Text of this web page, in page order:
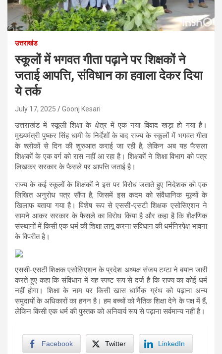
उत्तराखंड
स्कूलों में भगवत गीता पढ़ाने पर शिक्षकों ने
जताई आपत्ति, संविधान का हवाला देकर दिया
ये तर्क
July 17, 2025 Goonj Kesari
उत्तराखंड में स्कूली शिक्षा के क्षेत्र में एक नया विवाद खड़ा हो गया है।
मुख्यमंत्री पुष्कर सिंह धामी के निर्देशों के बाद राज्य के स्कूलों में भगवत गीता
के श्लोकों से दिन की शुरुआत कराई जा रही है, लेकिन अब यह फैसला
शिक्षकों के एक वर्ग को रास नहीं आ रहा है। शिक्षकों ने शिक्षा विभाग को पत्र
लिखकर सरकार के फैसले पर आपत्ति जताई है।
राज्य के कई स्कूलों के शिक्षकों ने इस पर विरोध जताते हुए निदेशक को एक
लिखित अनुरोध पत्र सौंपा है, जिसमें इस कदम को संवैधानिक मूल्यों के
खिलाफ बताया गया है। विशेष रूप से एससी-एसटी शिक्षक एसोसिएशन ने
सामने आकर सरकार के फैसले का विरोध किया है और कहा है कि शैक्षणिक
संस्थानों में किसी एक धर्म की शिक्षा लागू करना संविधान की धर्मनिरपेक्ष भावना
के विपरीत है।
एससी-एसटी शिक्षक एसोसिएशन के प्रदेश अध्यक्ष संजय टम्टा ने बयान जारी
करते हुए कहा कि संविधान में यह स्पष्ट रूप से दर्ज है कि राज्य का कोई धर्म
नहीं होगा। शिक्षा के नाम पर किसी खास धार्मिक ग्रंथ को पढ़ाना अन्य
समुदायों के अधिकारों का हनन है। हम बच्चों को नैतिक शिक्षा देने के पक्ष में हैं,
लेकिन किसी एक धर्म की पुस्तक को अनिवार्य रूप से पढ़ाना सर्वमान्य नहीं है।
Facebook Twitter LinkedIn